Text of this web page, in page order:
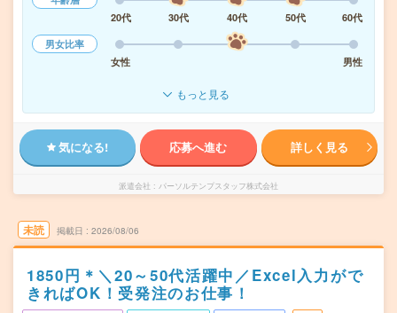
20代
30代 40代 50代
60代
男女比率
女性
男性
もっと見る
気になる! 応募へ進む 詳しく見る
派遣会社 パーソルテンプスタッフ株式会社
未読 掲載日 2026/08/06
1850円＊＼20～50代活躍中／Excel入力がで
きればOK！受発注のお仕事！